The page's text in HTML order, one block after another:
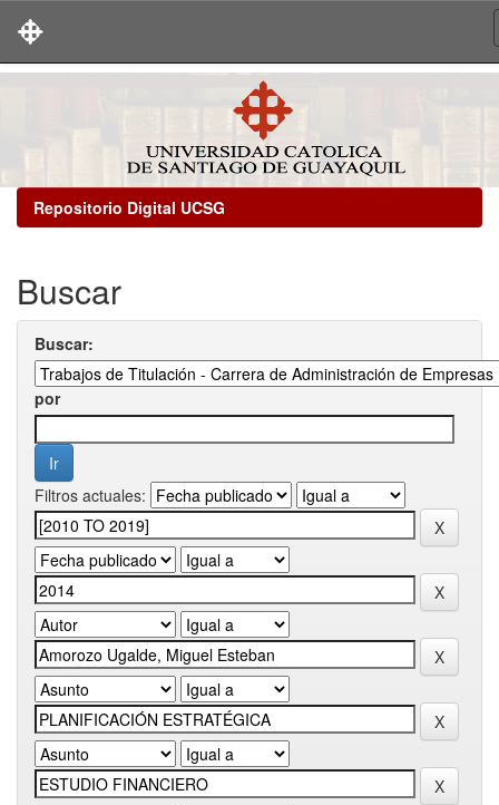
Repositorio Digital UCSG
Buscar
Buscar:
por
Filtros actuales: